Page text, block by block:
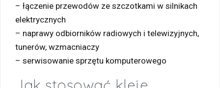
– łączenie przewodów ze szczotkami w silnikach
elektrycznych
– naprawy odbiorników radiowych i telewizyjnych,
tunerów, wzmacniaczy
– serwisowanie sprzętu komputerowego